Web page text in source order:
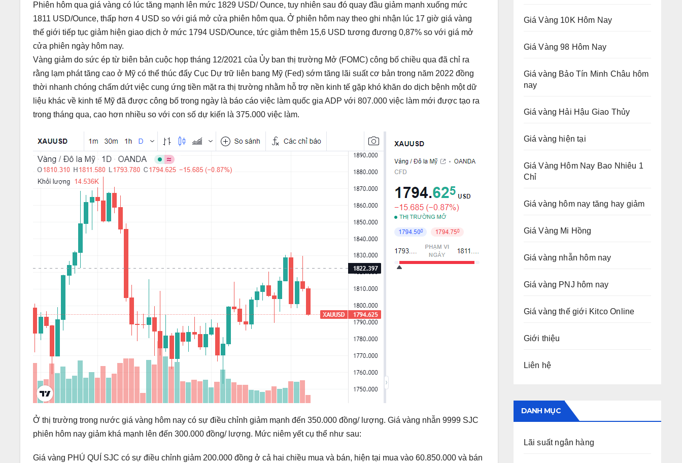
Phiên hôm qua giá vàng có lúc tăng mạnh lên mức 1829 USD/ Ounce, tuy nhiên sau đó quay đầu giảm mạnh xuống mức
1811 USD/Ounce, thấp hơn 4 USD so với giá mở cửa phiên hôm qua. Ở phiên hôm nay theo ghi nhận lúc 17 giờ giá vàng
thế giới tiếp tục giảm hiện giao dịch ở mức 1794 USD/Ounce, tức giảm thêm 15,6 USD tương đương 0,87% so với giá mở
cửa phiên ngày hôm nay.
Vàng giảm do sức ép từ biên bản cuộc họp tháng 12/2021 của Ủy ban thị trường Mở (FOMC) công bố chiều qua đã chỉ ra
rằng lạm phát tăng cao ở Mỹ có thể thúc đẩy Cục Dự trữ liên bang Mỹ (Fed) sớm tăng lãi suất cơ bản trong năm 2022 đồng
thời nhanh chóng chấm dứt việc cung ứng tiền mặt ra thị trường nhằm hỗ trợ nền kinh tế gặp khó khăn do dịch bệnh một dữ
liệu khác về kinh tế Mỹ đã được công bố trong ngày là báo cáo việc làm quốc gia ADP với 807.000 việc làm mới được tạo ra
trong tháng qua, cao hơn nhiều so với con số dự kiến là 375.000 việc làm.
Ở thị trường trong nước giá vàng hôm nay có sự điều chỉnh giảm mạnh đến 350.000 đồng/ lượng. Giá vàng nhẫn 9999 SJC
phiên hôm nay giảm khá mạnh lên đến 300.000 đồng/ lượng. Mức niêm yết cụ thể như sau:
Giá vàng PHÚ QUÍ SJC có sự điều chỉnh giảm 200.000 đồng ở cả hai chiều mua và bán, hiện tại mua vào 60.850.000 và bán
Giá Vàng 10K Hôm Nay
Giá Vàng 98 Hôm Nay
Giá vàng Bảo Tín Minh Châu hôm
nay
Giá vàng Hải Hậu Giao Thủy
Giá vàng hiện tại
Giá Vàng Hôm Nay Bao Nhiêu 1
Chỉ
Giá vàng hôm nay tăng hay giảm
Giá Vàng Mi Hồng
Giá vàng nhẫn hôm nay
Giá vàng PNJ hôm nay
Giá vàng thế giới Kitco Online
Giới thiệu
Liên hệ
DANH MỤC
Lãi suất ngân hàng